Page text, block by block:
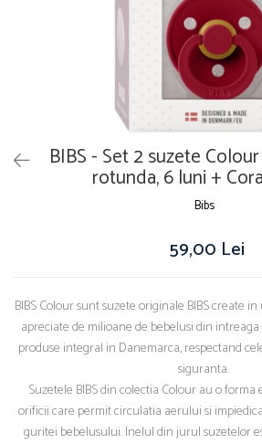
BIBS - Set 2 suzete
rotunda, 6 luni +
Bibs
59,00 Lei
BIBS Colour sunt suzete originale BIBS create
apreciate de milioane de bebelusi din intreaga
produse integral in Danemarca, respectand
siguranta.
Suzetele BIBS din colectia Colour au o
orificii care permit circulatia aerului si
guritei bebelusului. Inelul din jurul suzetelor